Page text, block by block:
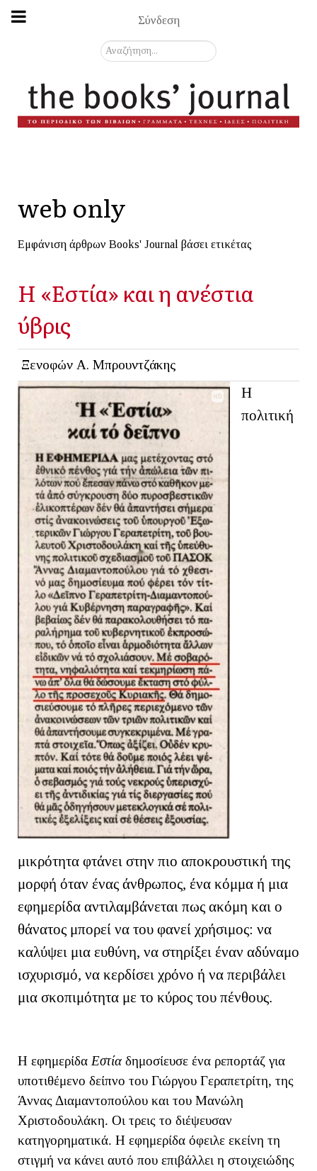
Σύνδεση
Αναζήτηση...
web only
Εμφάνιση άρθρων Books' Journal βάσει ετικέτας
Η «Εστία» και η ανέστια
ύβρις
Ξενοφών Α. Μπρουντζάκης
Η
πολιτική
μικρότητα φτάνει στην πιο αποκρουστική της
μορφή όταν ένας άνθρωπος, ένα κόμμα ή μια
εφημερίδα αντιλαμβάνεται πως ακόμη και ο
θάνατος μπορεί να του φανεί χρήσιμος: να
καλύψει μια ευθύνη, να στηρίξει έναν αδύναμο
ισχυρισμό, να κερδίσει χρόνο ή να περιβάλει
μια σκοπιμότητα με το κύρος του πένθους.
Η εφημερίδα Εστίαδημοσίευσε ένα ρεπορτάζ για
υποτιθέμενο δείπνο του Γιώργου Γεραπετρίτη, της
Άννας Διαμαντοπούλου και του Μανώλη
Χριστοδουλάκη. Οι τρεις το διέψευσαν
κατηγορηματικά. Η εφημερίδα όφειλε εκείνη τη
στιγμή να κάνει αυτό που επιβάλλει η στοιχειώδης